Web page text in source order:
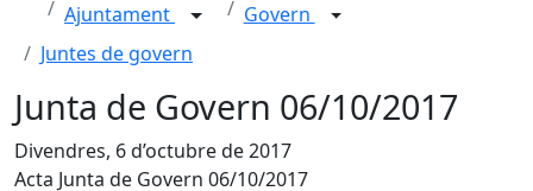
Ajuntament
Govern
Juntes de govern
Junta de Govern 06/10/2017
Divendres, 6 d’octubre de 2017
Acta Junta de Govern 06/10/2017